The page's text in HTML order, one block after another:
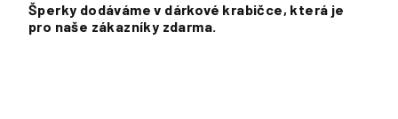
Šperky dodáváme v dárkové krabičce, která je
pro naše zákazníky zdarma.